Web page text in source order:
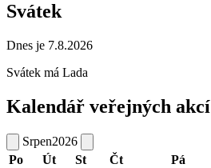
Svátek
Dnes je 7.8.2026
Svátek má Lada
Kalendář veřejných akcí
Srpen2026
Po
Út St Čt Pá